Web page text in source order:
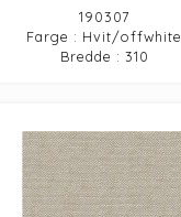
190307
Farge : Hvit/offwhite
Bredde : 310